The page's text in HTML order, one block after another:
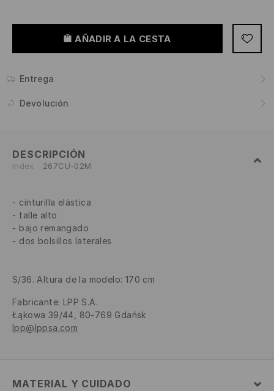
AÑADIR A LA CESTA
Entrega
Devolución
DESCRIPCIÓN
Index 267CU-02M
cinturilla elástica
talle alto
bajo remangado
dos bolsillos laterales
S/36. Altura de la modelo: 170 cm
Fabricante: LPP S.A.
Łąkowa 39/44, 80-769 Gdańsk
lpp@lppsa.com
MATERIAL Y CUIDADO